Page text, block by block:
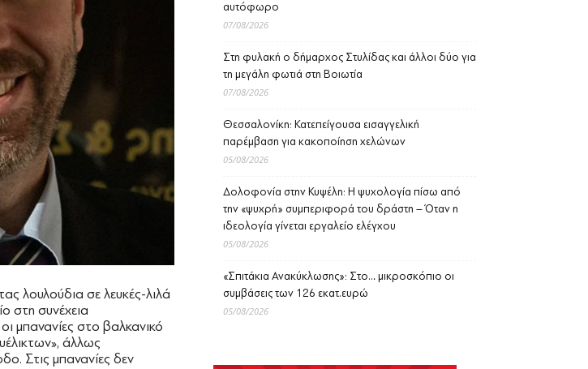
λουλούδια σε λευκές-λιλά
στη συνέχεια
μπανανίες στο βαλκανικό
άλλως
Στις μπανανίες δεν
αυτόφωρο
07/08/2026
Στη φυλακή ο δήμαρχος Στυλίδας και άλλοι δύο για
τη μεγάλη φωτιά στη Βοιωτία
07/08/2026
Θεσσαλονίκη: Κατεπείγουσα εισαγγελική
παρέμβαση για κακοποίηση χελώνων
05/08/2026
Δολοφονία στην Κυψέλη: Η ψυχολογία πίσω από
την «ψυχρή» συμπεριφορά του δράστη – Όταν η
ιδεολογία γίνεται εργαλείο ελέγχου
05/08/2026
«Σπιτάκια Ανακύκλωσης»: Στο… μικροσκόπιο οι
συμβάσεις των 126 εκατ.ευρώ
05/08/2026